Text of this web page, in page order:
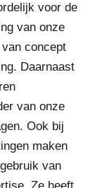
voor de
van onze
concept
Daarnaast
van onze
Ook bij
maken
van